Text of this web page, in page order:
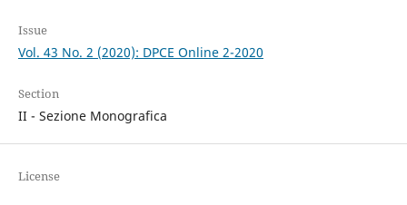
Issue
Vol. 43 No. 2 (2020): DPCE Online 2-2020
Section
II - Sezione Monografica
License